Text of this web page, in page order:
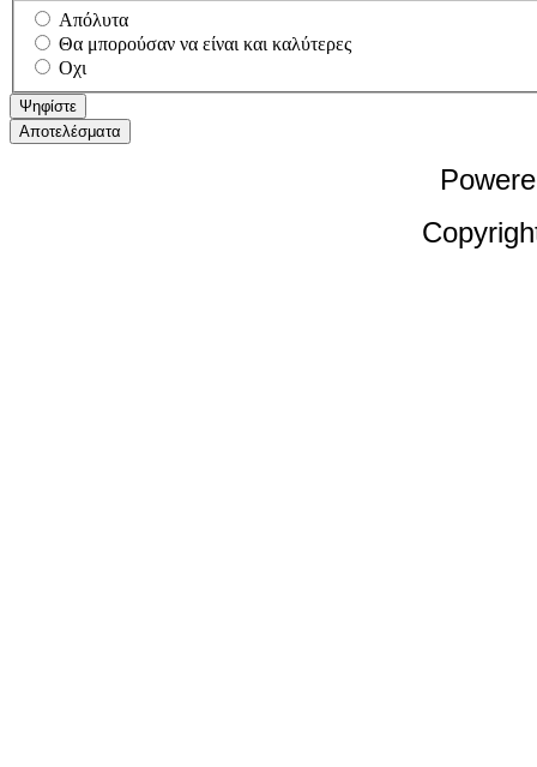
Απόλυτα
Θα μπορούσαν να είναι και καλύτερες
Οχι